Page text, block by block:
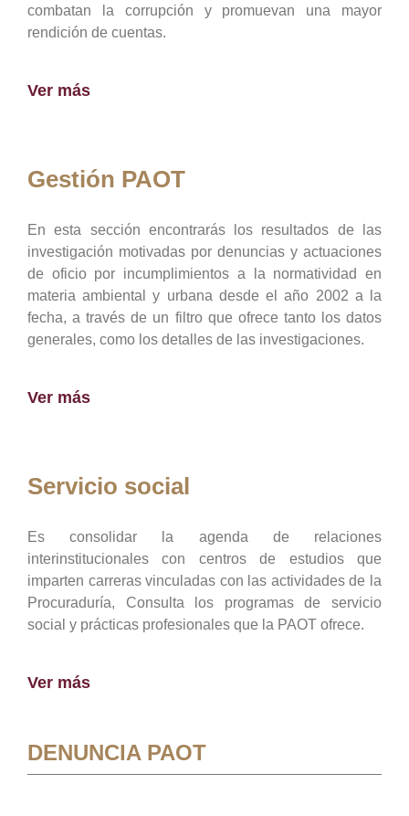
combatan la corrupción y promuevan una mayor
rendición de cuentas.
Ver más
Gestión PAOT
En esta sección encontrarás los resultados de las
investigación motivadas por denuncias y actuaciones
de oficio por incumplimientos a la normatividad en
materia ambiental y urbana desde el año 2002 a la
fecha, a través de un filtro que ofrece tanto los datos
generales, como los detalles de las investigaciones.
Ver más
Servicio social
Es consolidar la agenda de relaciones
interinstitucionales con centros de estudios que
imparten carreras vinculadas con las actividades de la
Procuraduría, Consulta los programas de servicio
social y prácticas profesionales que la PAOT ofrece.
Ver más
DENUNCIA PAOT